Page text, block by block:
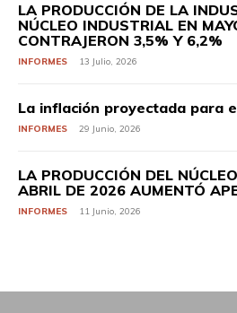
LA PRODUCCIÓN DE LA
NÚCLEO INDUSTRIAL EN
CONTRAJERON 3,5% Y 6,2%
INFORMES 13 Julio, 2026
La inflación proyectada para
INFORMES 29 Junio, 2026
LA PRODUCCIÓN DEL
ABRIL DE 2026 AUMENTÓ
INFORMES 11 Junio, 2026